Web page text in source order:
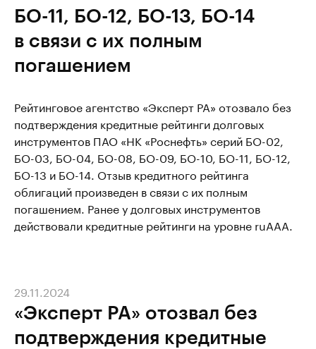
БО-11, БО-12, БО-13, БО-14
в связи с их полным
погашением
Рейтинговое агентство «Эксперт РА» отозвало без
подтверждения кредитные рейтинги долговых
инструментов ПАО «НК «Роснефть» серий БО-02,
БО-03, БО-04, БО-08, БО-09, БО-10, БО-11, БО-12,
БО-13 и БО-14. Отзыв кредитного рейтинга
облигаций произведен в связи с их полным
погашением. Ранее у долговых инструментов
действовали кредитные рейтинги на уровне ruААА.
«Эксперт РА» отозвал без
подтверждения кредитные
29.11.2024